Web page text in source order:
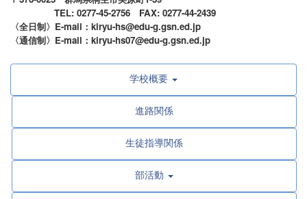
TEL: 0277-45-2756 FAX: 0277-44-2439
〈全日制〉E-mail：kiryu-hs@edu-g.gsn.ed.jp
〈通信制〉E-mail：kiryu-hs07@edu-g.gsn.ed.jp
学校概要
進路関係
生徒指導関係
部活動